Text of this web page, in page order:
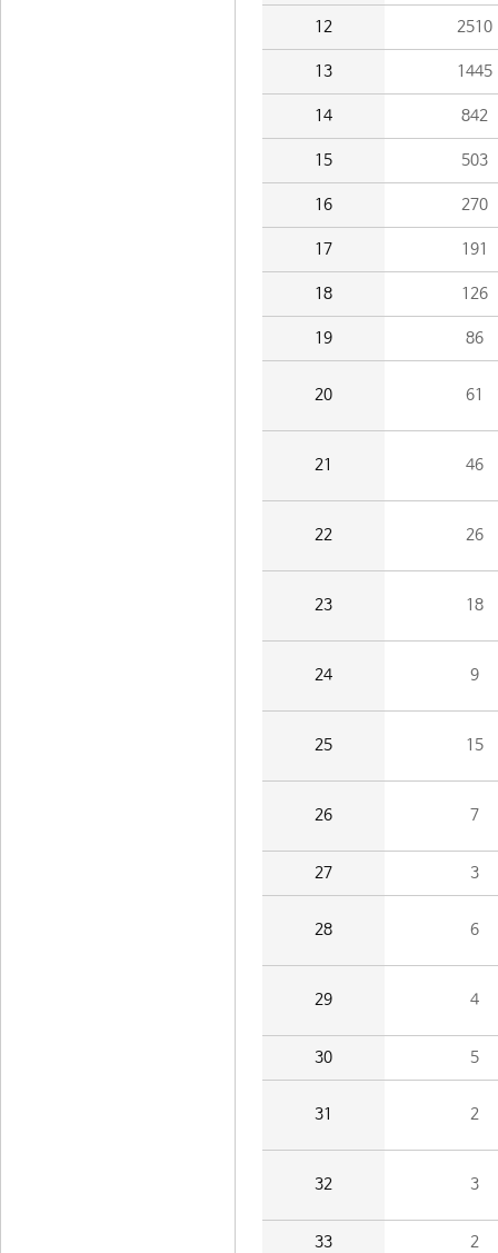
12 2510
13 1445
14 842
15 503
16 270
17 191
18 126
19 86
20 61
21 46
22 26
23 18
24 9
25 15
26 7
27 3
28 6
29 4
30 5
31 2
32 3
33 2